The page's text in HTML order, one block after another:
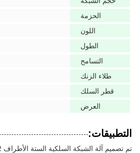
الحزمة
اللون
الطول
التسامح
طلاء الزنك
قطر السلك
العرض
التطبيقات: